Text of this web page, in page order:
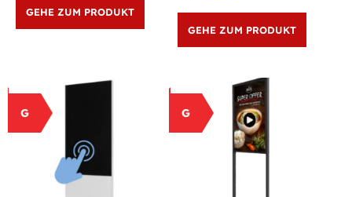
GEHE ZUM PRODUKT
GEHE ZUM PRODUKT
G G